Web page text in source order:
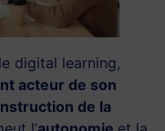
digital learning,
acteur de son
de la